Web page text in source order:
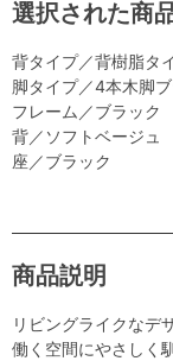
選択された商
背タイプ／背樹脂タ
脚タイプ／4本木脚
フレーム／ブラック
背／ソフトベージュ
座／ブラック
商品説明
リビングライクなデ
働く空間にやさしく